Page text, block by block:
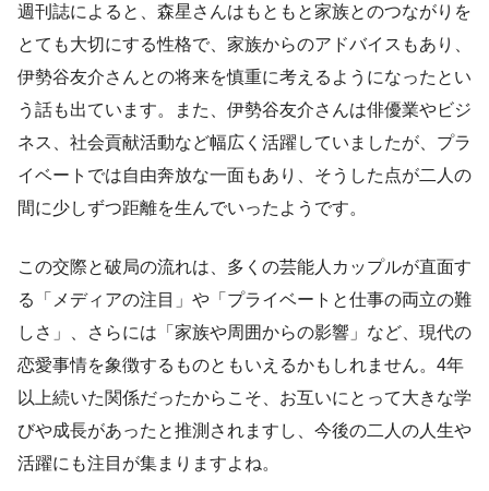
週刊誌によると、森星さんはもともと家族とのつながりを
とても大切にする性格で、家族からのアドバイスもあり、
伊勢谷友介さんとの将来を慎重に考えるようになったとい
う話も出ています。また、伊勢谷友介さんは俳優業やビジ
ネス、社会貢献活動など幅広く活躍していましたが、プラ
イベートでは自由奔放な一面もあり、そうした点が二人の
間に少しずつ距離を生んでいったようです。
この交際と破局の流れは、多くの芸能人カップルが直面す
る「メディアの注目」や「プライベートと仕事の両立の難
しさ」、さらには「家族や周囲からの影響」など、現代の
恋愛事情を象徴するものともいえるかもしれません。4年
以上続いた関係だったからこそ、お互いにとって大きな学
びや成長があったと推測されますし、今後の二人の人生や
活躍にも注目が集まりますよね。